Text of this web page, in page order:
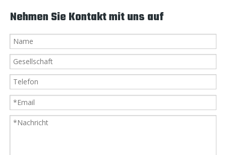
Nehmen Sie Kontakt mit uns auf